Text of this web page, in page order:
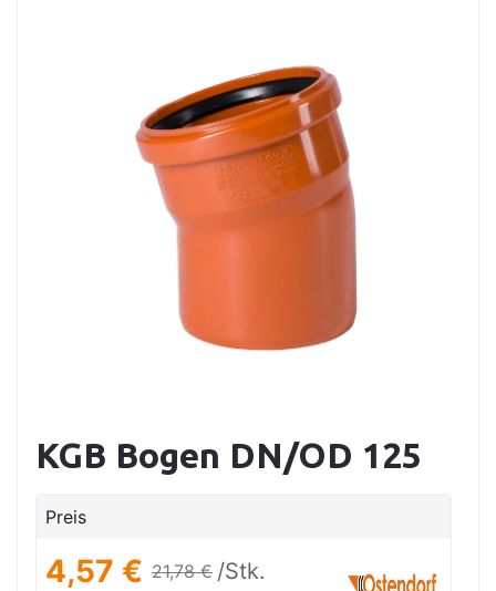
KGB Bogen DN/OD 125
Preis
4,57 € 21,78 € /Stk.